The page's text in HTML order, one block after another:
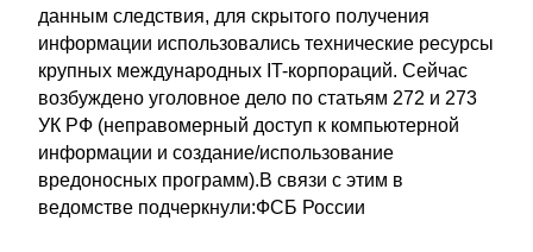
данным следствия, для скрытого получения
информации использовались технические ресурсы
крупных международных IT-корпораций. Сейчас
возбуждено уголовное дело по статьям 272 и 273
УК РФ (неправомерный доступ к компьютерной
информации и создание/использование
вредоносных программ).В связи с этим в
ведомстве подчеркнули:ФСБ России